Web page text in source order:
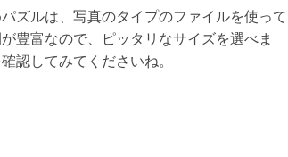
ズルは、写真のタイプのファイルを使って
豊富なので、ピッタリなサイズを選べま
認してみてくださいね。